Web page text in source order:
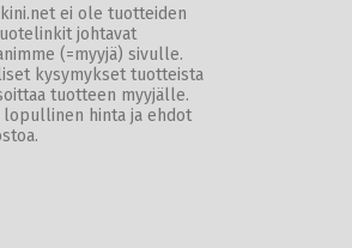
ei ole tuotteiden
johtavat
(=myyjä) sivulle.
kysymykset tuotteista
tuotteen myyjälle.
lopullinen hinta ja ehdot